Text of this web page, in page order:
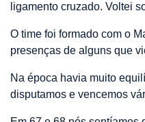
ligamento cruzado. Voltei
O time foi formado com o
presenças de alguns que
Na época havia muito
disputamos e vencemos